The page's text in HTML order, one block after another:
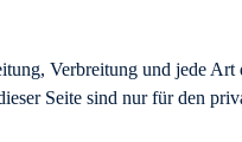
Verbreitung und jede Art
Seite sind nur für den